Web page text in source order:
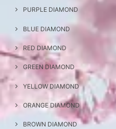
PURPLE DIAMOND
BLUE DIAMOND
RED DIAMOND
GREEN DIAMOND
YELLOW DIAMOND
ORANGE DIAMOND
BROWN DIAMOND